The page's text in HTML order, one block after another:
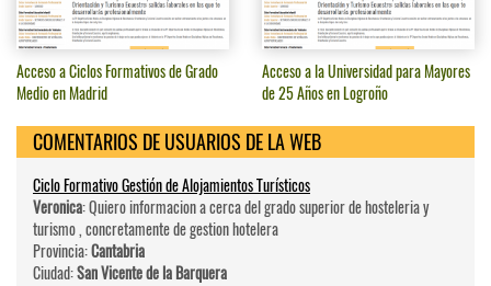
Acceso a Ciclos Formativos de Grado
Medio en Madrid
Acceso a la Universidad para Mayores
de 25 Años en Logroño
COMENTARIOS DE USUARIOS DE LA WEB
Ciclo Formativo Gestión de Alojamientos Turísticos
Veronica: Quiero informacion a cerca del grado superior de hosteleri­a y
turismo , concretamente de gestion hotelera
Provincia:Cantabria
Ciudad:San Vicente de la Barquera